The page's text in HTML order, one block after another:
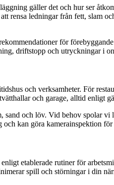
gäller det och hur ser
rensa ledningar från fett, slam
för
driftstopp och utryckningar i
och verksamheter. För
och garage, alltid enligt
sand och löv. Vid behov spolar
kan göra kamerainspektion
etablerade rutiner för
spill och störningar i din